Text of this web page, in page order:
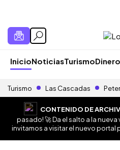
InicioNoticiasTurismo
Turismo Las Cascadas
CONTENIDO DE
pasado! 🚀 Da el salto a la nueva
invitamos a visitar el nuevo